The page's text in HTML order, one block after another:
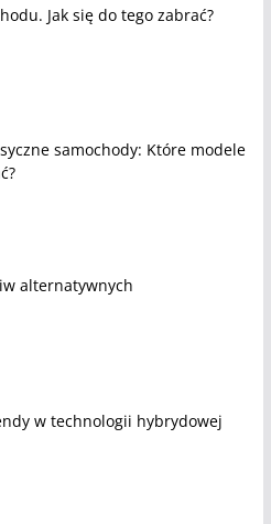
Jak się do tego zabrać?
samochody: Które modele
alternatywnych
w technologii hybrydowej